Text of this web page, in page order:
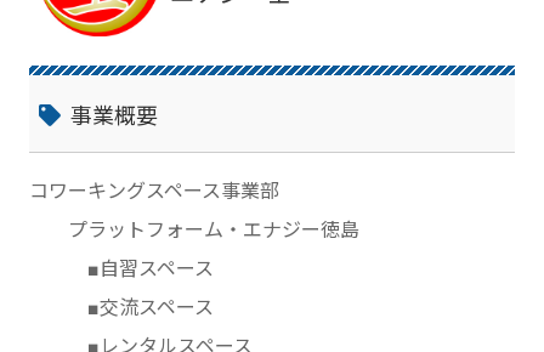
事業概要
コワーキングスペース事業部
プラットフォーム・エナジー徳島
■自習スペース
■交流スペース
■レンタルスペース